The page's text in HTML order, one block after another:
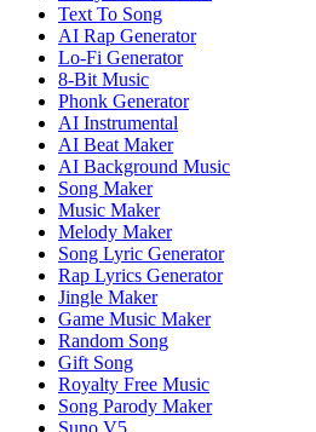
Text To Song
AI Rap Generator
Lo-Fi Generator
8-Bit Music
Phonk Generator
AI Instrumental
AI Beat Maker
AI Background Music
Song Maker
Music Maker
Melody Maker
Song Lyric Generator
Rap Lyrics Generator
Jingle Maker
Game Music Maker
Random Song
Gift Song
Royalty Free Music
Song Parody Maker